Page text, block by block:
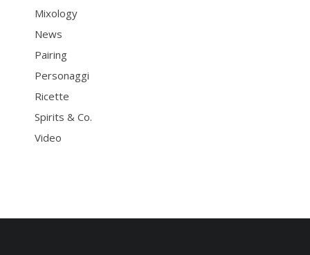
Mixology
News
Pairing
Personaggi
Ricette
Spirits & Co.
Video